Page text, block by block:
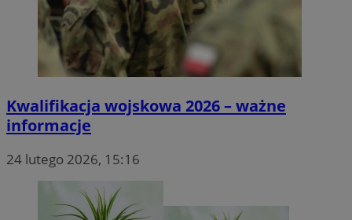
Kwalifikacja wojskowa 2026 – ważne
informacje
24 lutego 2026, 15:16